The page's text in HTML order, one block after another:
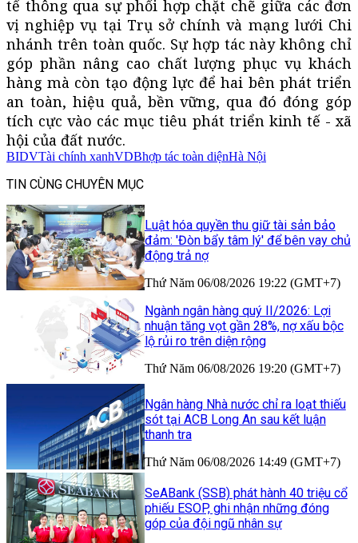
tế thông qua sự phối hợp chặt chẽ giữa các đơn
vị nghiệp vụ tại Trụ sở chính và mạng lưới Chi
nhánh trên toàn quốc. Sự hợp tác này không chỉ
góp phần nâng cao chất lượng phục vụ khách
hàng mà còn tạo động lực để hai bên phát triển
an toàn, hiệu quả, bền vững, qua đó đóng góp
tích cực vào các mục tiêu phát triển kinh tế - xã
hội của đất nước.
BIDVTài chính xanhVDBhợp tác toàn diệnHà Nội
TIN CÙNG CHUYÊN MỤC
Luật hóa quyền thu giữ tài sản bảo
đảm: 'Đòn bẩy tâm lý' để bên vay chủ
động trả nợ
Thứ Năm 06/08/2026 19:22 (GMT+7)
Ngành ngân hàng quý II/2026: Lợi
nhuận tăng vọt gần 28%, nợ xấu bộc
lộ rủi ro trên diện rộng
Thứ Năm 06/08/2026 19:20 (GMT+7)
Ngân hàng Nhà nước chỉ ra loạt thiếu
sót tại ACB Long An sau kết luận
thanh tra
Thứ Năm 06/08/2026 14:49 (GMT+7)
SeABank (SSB) phát hành 40 triệu cổ
phiếu ESOP, ghi nhận những đóng
góp của đội ngũ nhân sự